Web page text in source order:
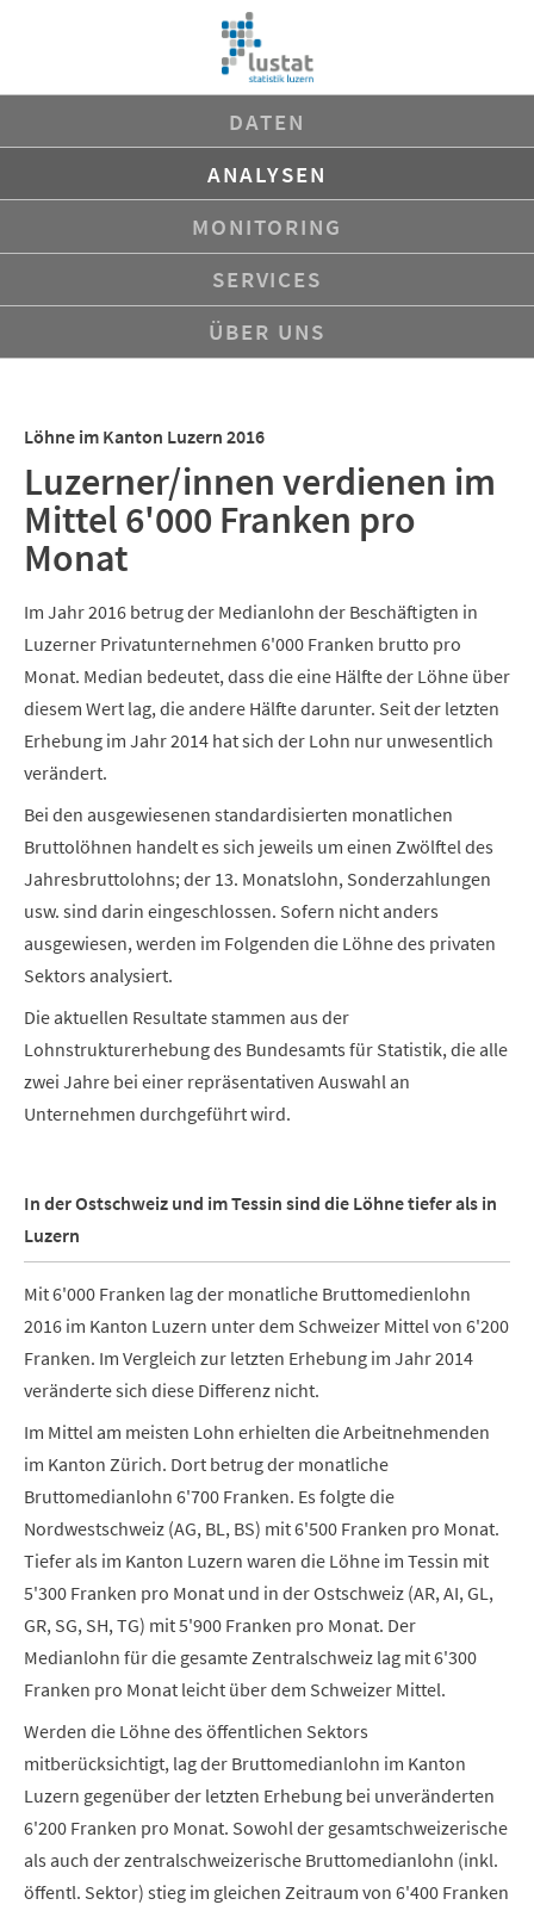
DATEN
ANALYSEN
MONITORING
SERVICES
ÜBER UNS
Löhne im Kanton Luzern 2016
Luzerner/innen verdienen im
Mittel 6'000 Franken pro
Monat
Im Jahr 2016 betrug der Medianlohn der Beschäftigten in
Luzerner Privatunternehmen 6'000 Franken brutto pro
Monat. Median bedeutet, dass die eine Hälfte der Löhne über
diesem Wert lag, die andere Hälfte darunter. Seit der letzten
Erhebung im Jahr 2014 hat sich der Lohn nur unwesentlich
verändert.
Bei den ausgewiesenen standardisierten monatlichen
Bruttolöhnen handelt es sich jeweils um einen Zwölftel des
Jahresbruttolohns; der 13. Monatslohn, Sonderzahlungen
usw. sind darin eingeschlossen. Sofern nicht anders
ausgewiesen, werden im Folgenden die Löhne des privaten
Sektors analysiert.
Die aktuellen Resultate stammen aus der
Lohnstrukturerhebung des Bundesamts für Statistik, die alle
zwei Jahre bei einer repräsentativen Auswahl an
Unternehmen durchgeführt wird.
In der Ostschweiz und im Tessin sind die Löhne tiefer als in
Luzern
Mit 6'000 Franken lag der monatliche Bruttomedienlohn
2016 im Kanton Luzern unter dem Schweizer Mittel von 6'200
Franken. Im Vergleich zur letzten Erhebung im Jahr 2014
veränderte sich diese Differenz nicht.
Im Mittel am meisten Lohn erhielten die Arbeitnehmenden
im Kanton Zürich. Dort betrug der monatliche
Bruttomedianlohn 6'700 Franken. Es folgte die
Nordwestschweiz (AG, BL, BS) mit 6'500 Franken pro Monat.
Tiefer als im Kanton Luzern waren die Löhne im Tessin mit
5'300 Franken pro Monat und in der Ostschweiz (AR, AI, GL,
GR, SG, SH, TG) mit 5'900 Franken pro Monat. Der
Medianlohn für die gesamte Zentralschweiz lag mit 6'300
Franken pro Monat leicht über dem Schweizer Mittel.
Werden die Löhne des öffentlichen Sektors
mitberücksichtigt, lag der Bruttomedianlohn im Kanton
Luzern gegenüber der letzten Erhebung bei unveränderten
6'200 Franken pro Monat. Sowohl der gesamtschweizerische
als auch der zentralschweizerische Bruttomedianlohn (inkl.
öffentl. Sektor) stieg im gleichen Zeitraum von 6'400 Franken